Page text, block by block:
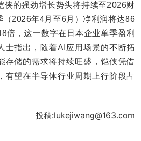
的强劲增长势头将持续至2026财
（2026年4月至6月）净利润将达86
倍，这一数字在日本企业单季盈利
士指出，随着AI应用场景的不断拓
存储的需求将持续旺盛，铠侠凭借
有望在半导体行业周期上行阶段占
投稿:lukejiwang@163.com